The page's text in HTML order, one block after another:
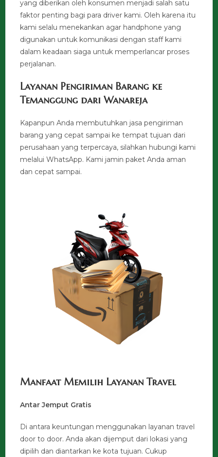
yang diberikan oleh konsumen menjadi salah satu
faktor penting bagi para driver kami. Oleh karena itu
kami selalu menekankan agar handphone yang
digunakan untuk komunikasi dengan staff kami
dalam keadaan siaga untuk memperlancar proses
perjalanan.
Layanan Pengiriman Barang ke
Temanggung dari Wanareja
Kapanpun Anda membutuhkan jasa pengiriman
barang yang cepat sampai ke tempat tujuan dari
perusahaan yang terpercaya, silahkan hubungi kami
melalui WhatsApp. Kami jamin paket Anda aman
dan cepat sampai.
Manfaat Memilih Layanan Travel
Antar Jemput Gratis
Di antara keuntungan menggunakan layanan travel
door to door. Anda akan dijemput dari lokasi yang
dipilih dan diantarkan ke kota tujuan. Cukup